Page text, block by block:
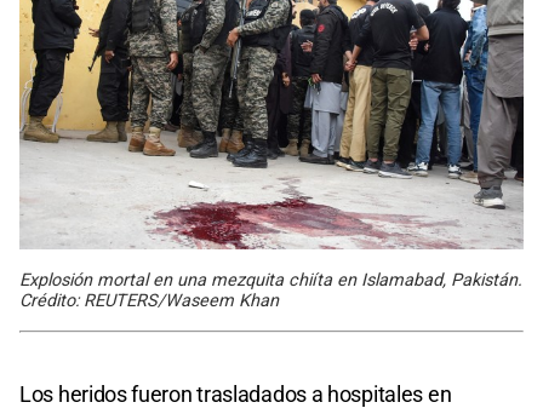
Explosión mortal en una mezquita chiíta en Islamabad, Pakistán.
Crédito: REUTERS/Waseem Khan
Los heridos fueron trasladados a hospitales en